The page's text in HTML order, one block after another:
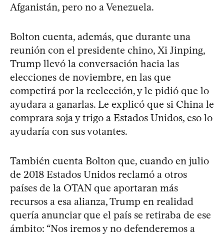
Afganistán, pero no a Venezuela.
Bolton cuenta, además, que durante una
reunión con el presidente chino, Xi Jinping,
Trump llevó la conversación hacia las
elecciones de noviembre, en las que
competirá por la reelección, y le pidió que lo
ayudara a ganarlas. Le explicó que si China le
comprara soja y trigo a Estados Unidos, eso lo
ayudaría con sus votantes.
También cuenta Bolton que, cuando en julio
de 2018 Estados Unidos reclamó a otros
países de la OTAN que aportaran más
recursos a esa alianza, Trump en realidad
quería anunciar que el país se retiraba de ese
ámbito: “Nos iremos y no defenderemos a